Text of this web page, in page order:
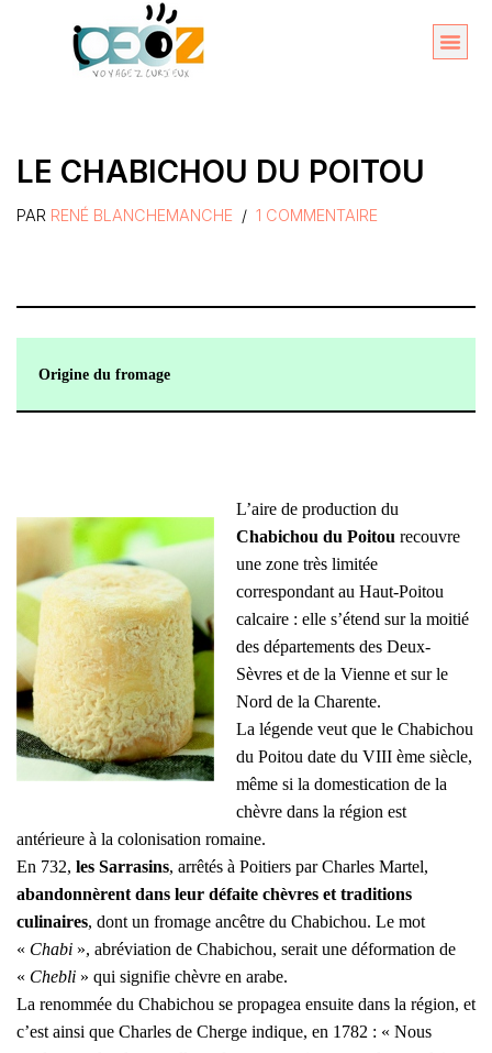
LE CHABICHOU DU POITOU
PAR RENÉ BLANCHEMANCHE 1 COMMENTAIRE
Origine du fromage
L’aire de production du
Chabichou du Poitou recouvre
une zone très limitée
correspondant au Haut-Poitou
calcaire : elle s’étend sur la moitié
des départements des Deux-
Sèvres et de la Vienne et sur le
Nord de la Charente.
La légende veut que le Chabichou
du Poitou date du VIII ème siècle,
même si la domestication de la
chèvre dans la région est
antérieure à la colonisation romaine.
En 732, les Sarrasins, arrêtés à Poitiers par Charles Martel,
abandonnèrent dans leur défaite chèvres et traditions
culinaires, dont un fromage ancêtre du Chabichou. Le mot
« Chabi », abréviation de Chabichou, serait une déformation de
« Chebli » qui signifie chèvre en arabe.
La renommée du Chabichou se propagea ensuite dans la région, et
c’est ainsi que Charles de Cherge indique, en 1782 : « Nous